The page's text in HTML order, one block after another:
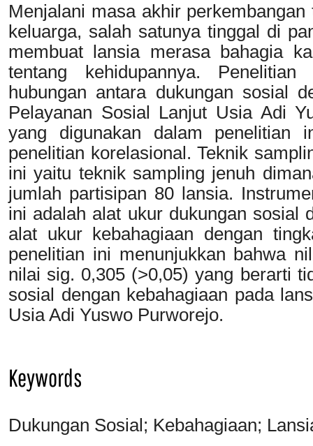
Menjalani masa akhir
keluarga, salah satunya tinggal di
membuat lansia merasa bahagia
tentang kehidupannya.
hubungan antara dukungan sosial
Pelayanan Sosial Lanjut Usia Adi
yang digunakan dalam penelitian
penelitian korelasional. Teknik
ini yaitu teknik sampling jenuh
jumlah partisipan 80 lansia.
ini adalah alat ukur dukungan sosial
alat ukur kebahagiaan dengan
penelitian ini menunjukkan bahwa
nilai sig. 0,305 (>0,05) yang berarti
sosial dengan kebahagiaan pada
Usia Adi Yuswo Purworejo.
Keywords
Dukungan Sosial; Kebahagiaan;